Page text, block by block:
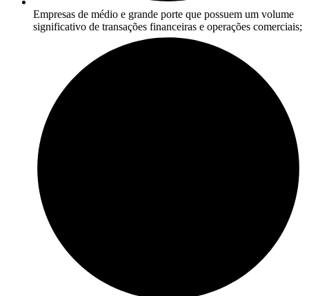
Empresas de médio e grande porte que possuem um volume
significativo de transações financeiras e operações comerciais;